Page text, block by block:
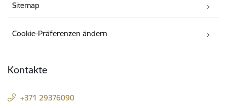
Sitemap
Cookie-Präferenzen ändern
Kontakte
+371 29376090